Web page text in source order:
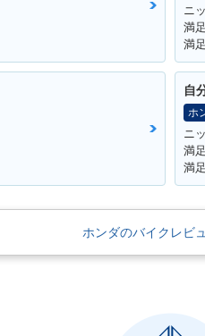
ニ
満
自
ホ
ニ
満
満
ホンダのバイクレビ